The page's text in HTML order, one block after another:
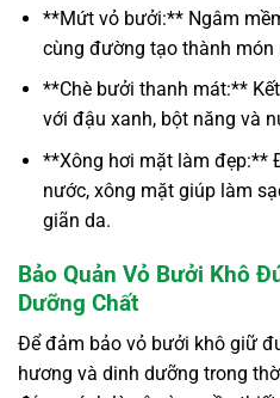
**Mứt vỏ bưởi:** Ngâm
cùng đường tạo thành món
**Chè bưởi thanh mát:**
với đậu xanh, bột năng và
**Xông hơi mặt làm đẹp:**
nước, xông mặt giúp làm
giãn da.
Bảo Quản Vỏ Bưởi Khô
Dưỡng Chất
Để đảm bảo vỏ bưởi khô giữ
hương và dinh dưỡng trong